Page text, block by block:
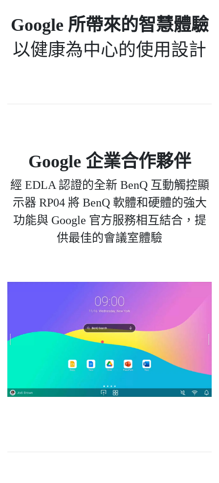
Google 所帶來的智慧體驗
以健康為中心的使用設計
Google 企業合作夥伴
經 EDLA 認證的全新 BenQ 互動觸控顯
示器 RP04 將 BenQ 軟體和硬體的強大
功能與 Google 官方服務相互結合，提
供最佳的會議室體驗